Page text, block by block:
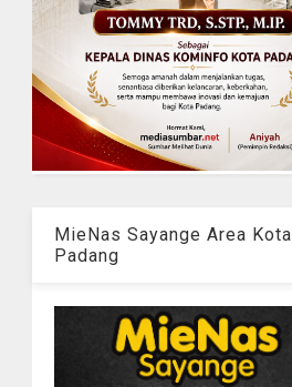
MieNas Sayange Area Kota
Padang